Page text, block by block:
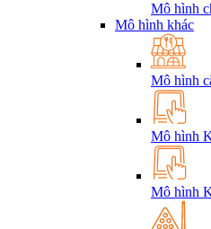
Mô hình
Mô hình khác
Mô hình
Mô hình
Mô hình